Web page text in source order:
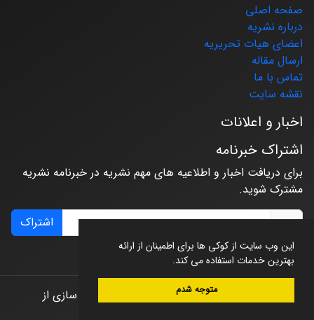
این وب سایت از کوکی ها برای اطمینان از ارائه
بهترین خدمات استفاده می کند.
متوجه شدم
صفحه اصلی
درباره نشریه
اعضای هیات تحریریه
ارسال مقاله
تماس با ما
نقشه سایت
اخبار و اعلانات
اشتراک خبرنامه
برای دریافت اخبار و اطلاعیه های مهم نشریه در خبرنامه نشریه
مشترک شوید.
اشتراک
© سامانه مدیریت نشریات علمی.
طراحی و پیاده سازی از